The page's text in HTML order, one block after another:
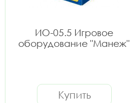
ИО-05.5 Игровое
оборудование "Манеж"
Купить